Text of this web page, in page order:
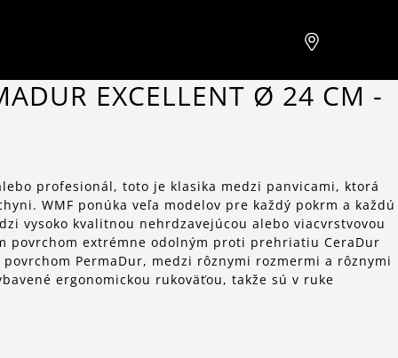
EXCELLENT Ø 24 CM -
profesionál, toto je klasika medzi panvicami, ktorá
WMF ponúka veľa modelov pre každý pokrm a každú
vysoko kvalitnou nehrdzavejúcou alebo viacvrstvovou
povrchom extrémne odolným proti prehriatiu CeraDur
PermaDur, medzi rôznymi rozmermi a rôznymi
ergonomickou rukoväťou, takže sú v ruke